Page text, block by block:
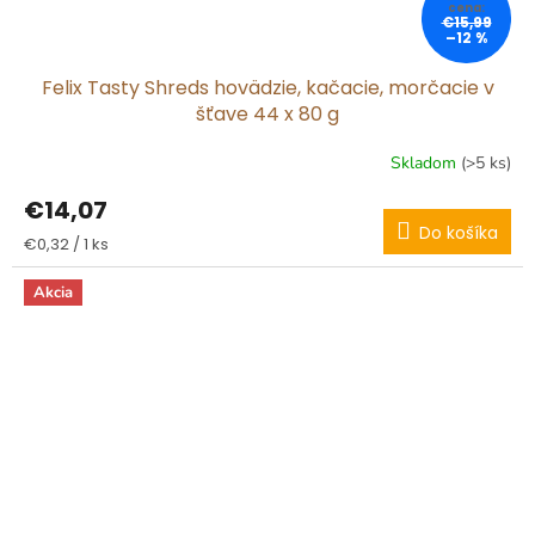
€15,99
–12 %
Felix Tasty Shreds hovädzie, kačacie, morčacie v
šťave 44 x 80 g
Skladom (>5 ks)
€14,07
Jednotková
cena:
€0,32 / 1 ks Do košíka
Akcia